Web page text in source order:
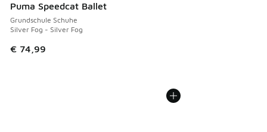
Puma Speedcat Ballet
Grundschule Schuhe
Silver Fog - Silver Fog
€ 74,99